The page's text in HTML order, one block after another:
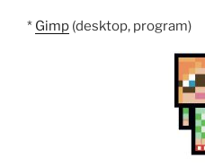
* Gimp (desktop, program)